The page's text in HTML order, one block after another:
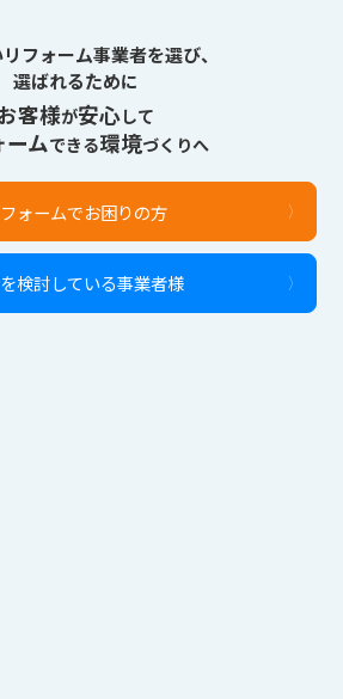
フォーム事業者を選び、
選ばれるために
客様が安心して
ームできる環境づくりへ
ォームでお困りの方
検討している事業者様